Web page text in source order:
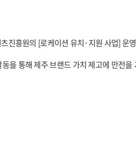
진흥원의 [로케이션 유치·지원 사업]
을 통해 제주 브랜드 가치 제고에 만전을